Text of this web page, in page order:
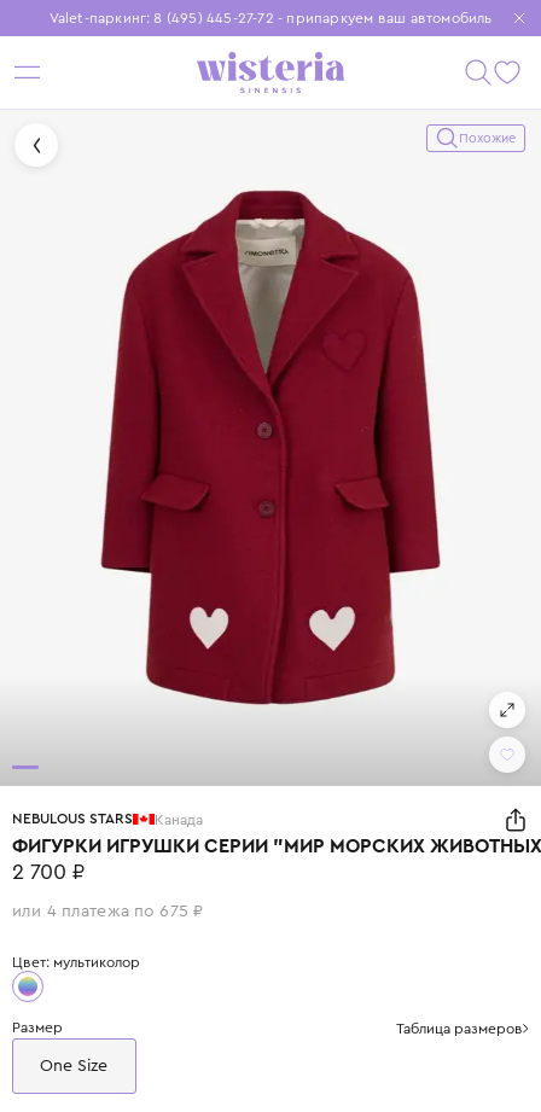
Valet-паркинг: 8 (495) 445-27-72 - припаркуем ваш автомобиль
Бесплатная доставка при заказе от 15 000 ₽
Установите приложение, чтобы покупки были еще удобнее
Похожие
NEBULOUS STARS Канада
ФИГУРКИ ИГРУШКИ СЕРИИ "МИР МОРСКИХ
2 700 ₽
или 4 платежа по 675 ₽
Цвет: мультиколор
Размер Таблица размеров
One Size